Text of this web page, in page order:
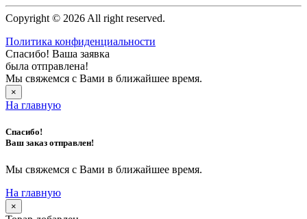
Copyright © 2026 All right reserved.
Политика конфиденциальности
Спасибо! Ваша заявка
была отправлена!
Мы свяжемся с Вами в ближайшее время.
×
На главную
Спасибо!
Ваш заказ отправлен!
Мы свяжемся с Вами в ближайшее время.
На главную
×